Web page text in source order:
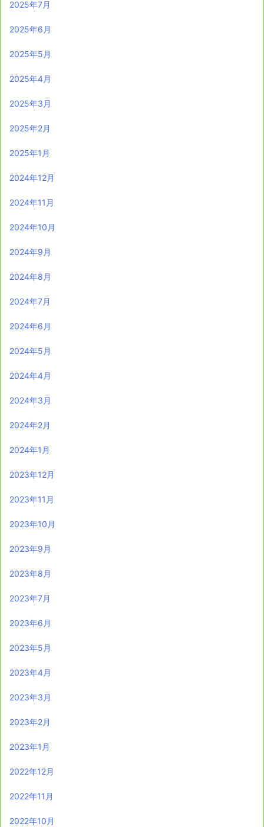
2025年7月
2025年6月
2025年5月
2025年4月
2025年3月
2025年2月
2025年1月
2024年12月
2024年11月
2024年10月
2024年9月
2024年8月
2024年7月
2024年6月
2024年5月
2024年4月
2024年3月
2024年2月
2024年1月
2023年12月
2023年11月
2023年10月
2023年9月
2023年8月
2023年7月
2023年6月
2023年5月
2023年4月
2023年3月
2023年2月
2023年1月
2022年12月
2022年11月
2022年10月